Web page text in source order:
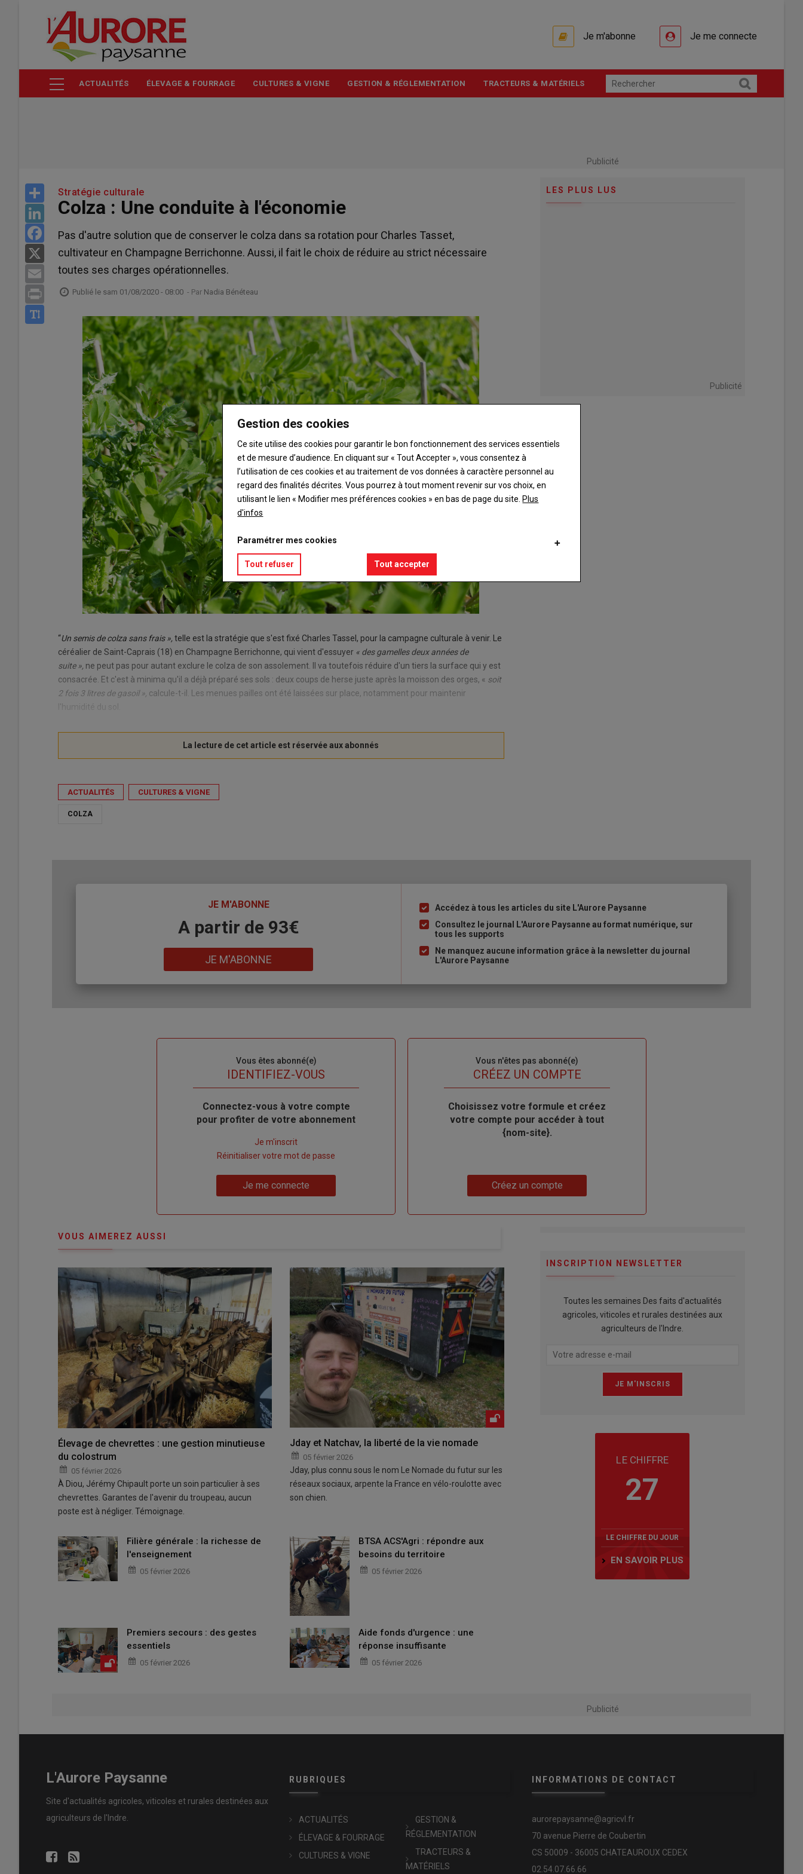
contenu
Je m'abonne Je me connecte
ACTUALITÉS ÉLEVAGE & FOURRAGE CULTURES & VIGNE GESTION & RÉGLEMENTATION TRACTEURS & MATÉRIELS
Publicité
Share
LinkedIn
Facebook
Email
Print
Stratégie culturale
Colza : Une conduite à l'économie
Pas d'autre solution que de conserver le colza dans sa rotation pour Charles Tasset,
cultivateur en Champagne Berrichonne. Aussi, il fait le choix de réduire au strict nécessaire
toutes ses charges opérationnelles.
Publié le sam 01/08/2020 - 08:00 - Par Nadia Bénéteau
“Un semis de colza sans frais », telle est la stratégie que s'est fixé Charles Tassel, pour la campagne culturale à venir. Le
céréalier de Saint-Caprais (18) en Champagne Berrichonne, qui vient d'essuyer « des gamelles deux années de
suite », ne peut pas pour autant exclure le colza de son assolement. Il va toutefois réduire d'un tiers la surface qui y est
consacrée. Et c'est à minima qu'il a déjà préparé ses sols : deux coups de herse juste après la moisson des orges, « soit
2 fois 3 litres de gasoil », calcule-t-il. Les menues pailles ont été laissées sur place, notamment pour maintenir
l'humidité du sol.
ACTUALITÉS CULTURES & VIGNE
COLZA
LES PLUS LUS
Publicité
JE M'ABONNE
A partir de 93€
JE M'ABONNE
Liste
à
puce
Accédez à tous les articles du site L'Aurore Paysanne
Consultez le journal L'Aurore Paysanne au format numérique, sur
tous les supports
Ne manquez aucune information grâce à la newsletter du journal
L'Aurore Paysanne
Vous êtes abonné(e)
IDENTIFIEZ-VOUS
Body
Connectez-vous à votre compte
pour profiter de votre abonnement
compte"
Je m'inscrit
Réinitialiser votre mot de passe
Je me connecte
Vous n'êtes pas abonné(e)
TITRECRÉEZ UN COMPTE
Body
Choisissez votre formule et créez
votre compte pour accéder à tout
{nom-site}.
Créez un compte
VOUS AIMEREZ AUSSI
Élevage de chevrettes : une gestion minutieuse
du colostrum
05 février 2026
À Diou, Jérémy Chipault porte un soin particulier à ses
chevrettes. Garantes de l'avenir du troupeau, aucun
poste est à négliger. Témoignage.
Jday et Natchav, la liberté de la vie nomade
05 février 2026
Jday, plus connu sous le nom Le Nomade du futur sur les
réseaux sociaux, arpente la France en vélo-roulotte avec
son chien.
Filière générale : la richesse de
l'enseignement
05 février 2026
BTSA ACS'Agri : répondre aux
besoins du territoire
05 février 2026
Premiers secours : des gestes
essentiels
05 février 2026
Aide fonds d'urgence : une
réponse insuffisante
05 février 2026
INSCRIPTION NEWSLETTER
Toutes les semaines Des faits d'actualités
agricoles, viticoles et rurales destinées aux
agriculteurs de l'Indre.
LE CHIFFRE
27
LE CHIFFRE DU JOUR
EN SAVOIR PLUS
Publicité
L'Aurore Paysanne
Site d'actualités agricoles, viticoles et rurales destinées aux
agriculteurs de l'Indre.
RUBRIQUES
ACTUALITÉS
ÉLEVAGE & FOURRAGE
CULTURES & VIGNE
GESTION &
RÉGLEMENTATION
TRACTEURS &
MATÉRIELS
INFORMATIONS DE CONTACT
aurorepaysanne@agricvl.fr
70 avenue Pierre de Coubertin
CS 50009 - 36005 CHATEAUROUX CEDEX
02.54.07.66.66
Gestion des cookies
Ce site utilise des cookies pour garantir le bon fonctionnement des services essentiels
et de mesure d’audience. En cliquant sur « Tout Accepter », vous consentez à
l’utilisation de ces cookies et au traitement de vos données à caractère personnel au
regard des finalités décrites. Vous pourrez à tout moment revenir sur vos choix, en
utilisant le lien « Modifier mes préférences cookies » en bas de page du site.Plus
d'infos
Paramétrer mes cookies
Tout refuser Tout accepter